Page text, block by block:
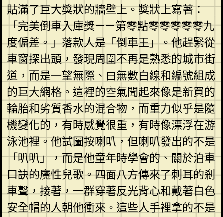
貼滿了巨大獎狀的牆壁上。獎狀上寫著：
「完美倒車入庫獎——第零點零零零零零九
度偏差。」落款人是「倒車王」。他趕緊從
車窗探出頭，發現周圍不再是熟悉的城市街
道，而是一望無際、由無數白線和編號組成
的巨大網格。這裡的空氣聞起來像是新買的
輪胎和劣質香水的混合物，而重力似乎是隨
機變化的，有時感覺很重，有時像漂浮在游
泳池裡。他試圖按喇叭，但喇叭發出的不是
「叭叭」，而是他童年時學會的、關於泊車
口訣的魔性兒歌。四面八方傳來了刺耳的剎
車聲，接著，一群穿著反光背心和戴著白色
安全帽的人朝他衝來。這些人手裡拿的不是